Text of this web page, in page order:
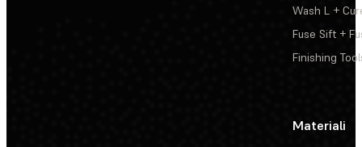
Wash L +
Fuse Sift +
Finishing
Materiali